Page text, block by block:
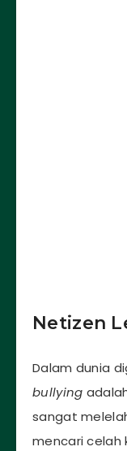
Netizen
Dalam dunia
bullying
sangat
mencari celah